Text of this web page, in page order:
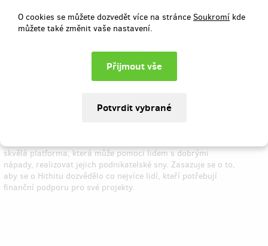
O cookies se můžete dozvedět více na stránce Soukromí kde
můžete také změnit vaše nastavení.
skvělá platforma, která může pomoci lidem s dobrými
nápady, realizovat jejich podnikatelské sny. Zasazuje se o to,
aby se o Hithitu dozvědělo co nejvíce lidí, kteří potřebují
finanční podporu pro své projekty.